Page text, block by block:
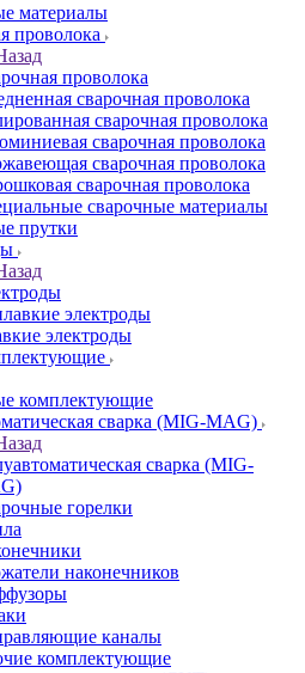
материалы
проволока
проволока
сварочная проволока
сварочная проволока
сварочная проволока
сварочная проволока
сварочная проволока
сварочные материалы
прутки
электроды
электроды
комплектующие
сварка (MIG-MAG)
сварка (MIG-
горелки
наконечников
каналы
комплектующие